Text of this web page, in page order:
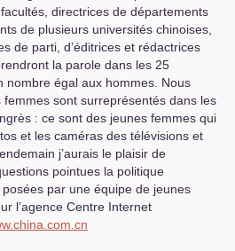
directrices de départements
de plusieurs universités chinoises,
de parti, d’éditrices et rédactrices
la parole dans les 25
nombre égal aux hommes. Nous
sont surreprésentés dans les
: ce sont des jeunes femmes qui
et les caméras des télévisions et
j’aurais le plaisir de
pointues la politique
par une équipe de jeunes
l’agence Centre Internet